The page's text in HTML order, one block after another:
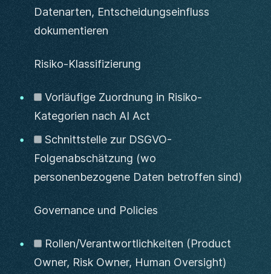
Datenarten, Entscheidungseinfluss
dokumentieren
Risiko-Klassifizierung
Vorläufige Zuordnung in Risiko-
Kategorien nach AI Act
Schnittstelle zur DSGVO-
Folgenabschätzung (wo
personenbezogene Daten betroffen sind)
Governance und Policies
Rollen/Verantwortlichkeiten (Product
Owner, Risk Owner, Human Oversight)